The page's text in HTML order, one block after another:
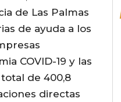
de Las Palmas
de ayuda a los
COVID-19 y las
de 400,8
directas